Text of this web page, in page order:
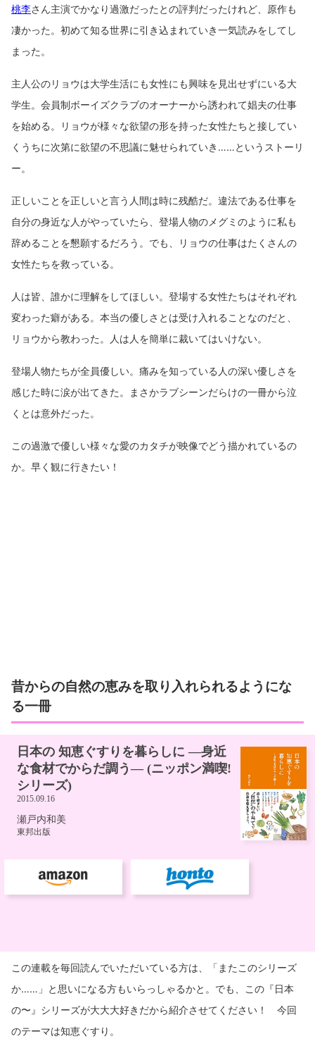
桃李さん主演でかなり過激だったとの評判だったけれど、原作も
凄かった。初めて知る世界に引き込まれていき一気読みをしてし
まった。
主人公のリョウは大学生活にも女性にも興味を見出せずにいる大
学生。会員制ボーイズクラブのオーナーから誘われて娼夫の仕事
を始める。リョウが様々な欲望の形を持った女性たちと接してい
くうちに次第に欲望の不思議に魅せられていき……というストーリ
ー。
正しいことを正しいと言う人間は時に残酷だ。違法である仕事を
自分の身近な人がやっていたら、登場人物のメグミのように私も
辞めることを懇願するだろう。でも、リョウの仕事はたくさんの
女性たちを救っている。
人は皆、誰かに理解をしてほしい。登場する女性たちはそれぞれ
変わった癖がある。本当の優しさとは受け入れることなのだと、
リョウから教わった。人は人を簡単に裁いてはいけない。
登場人物たちが全員優しい。痛みを知っている人の深い優しさを
感じた時に涙が出てきた。まさかラブシーンだらけの一冊から泣
くとは意外だった。
この過激で優しい様々な愛のカタチが映像でどう描かれているの
か。早く観に行きたい！
昔からの自然の恵みを取り入れられるようにな
る一冊
この連載を毎回読んでいただいている方は、「またこのシリーズ
か……」と思いになる方もいらっしゃるかと。でも、この『日本
の〜』シリーズが大大大好きだから紹介させてください！ 今回
のテーマは知恵ぐすり。